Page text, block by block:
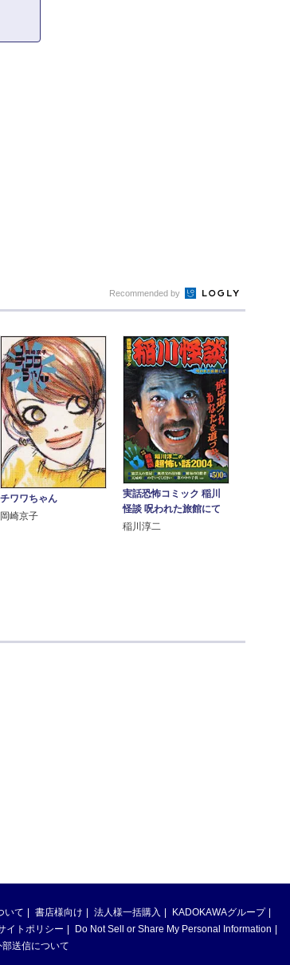
Recommended by
チワワちゃん
岡崎京子
実話恐怖コミック 稲川
怪談 呪われた旅館にて
稲川淳二
いて 書店様向け 法人様一括購入
KADOKAWAグループ
イトポリシー
Do Not Sell or Share My Personal Information
送信について